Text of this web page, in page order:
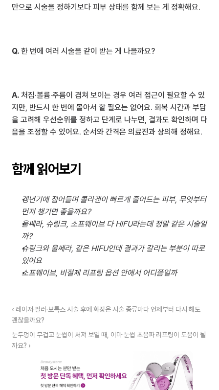
만으로 시술을 정하기보다 피부 상태를 함께 보는 게 정확해요.
Q. 한 번에 여러 시술을 같이 받는 게 나을까요?
A. 처짐·볼륨·주름이 겹쳐 보이는 경우 여러 접근이 필요할 수 있
지만, 반드시 한 번에 몰아서 할 필요는 없어요. 회복 시간과 부담
을 고려해 우선순위를 정하고 단계로 나누면, 결과도 확인하며 다
음을 조정할 수 있어요. 순서와 간격은 의료진과 상의해 정해요.
함께 읽어보기
갱년기에 접어들며 콜라겐이 빠르게 줄어드는 피부, 무엇부터
먼저 챙기면 좋을까요?
울쎄라, 슈링크, 소프웨이브 다 HIFU라는데 정말 같은 시술일
까?
슈링크와 울쎄라, 같은 HIFU인데 결과가 갈리는 부분이 따로
있어요
소프웨이브, 비절제 리프팅 옵션 안에서 어디쯤일까
‹ 레이저·필러·보톡스 시술 후에 화장은 시술 종류마다 언제부터 다시 해도
괜찮을까요?
눈두덩이 무겁고 눈썹이 처져 보일 때, 이마·눈썹 초음파 리프팅이 도움이 될
까요? ›